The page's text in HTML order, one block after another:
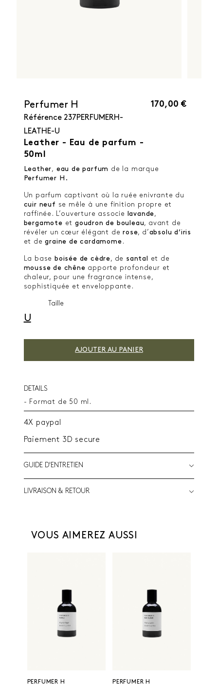
Perfumer H
Référence 237PERFUMERH-
LEATHE-U
Leather - Eau de parfum -
50ml
170,00 €
Leather, eau de parfum de la marque
Perfumer H.
Un parfum captivant où la ruée enivrante du
cuir neuf se mêle à une finition propre et
raffinée. L’ouverture associe
lavande,
bergamote et goudron de bouleau, avant de
révéler un cœur élégant derose, d’ absolu d’iris
et degraine de cardamome .
La base boisée de cèdre, de santal
et de
mousse de chêne apporte profondeur et
chaleur, pour une fragrance intense,
sophistiquée et enveloppante.
Taille
U
AJOUTER AU PANIER
DETAILS
- Format de 50 ml.
4X paypal
Paiement 3D secure
GUIDE D'ENTRETIEN
LIVRAISON & RETOUR
VOUS AIMEREZ AUSSI
PERFUMER H
PERFUMER H